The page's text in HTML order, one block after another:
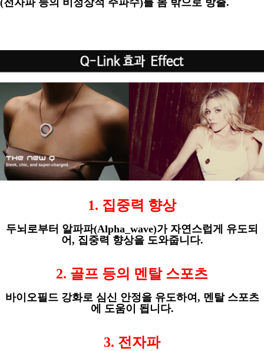
(전자파 등의 비정상적 주파수)를 몸 밖으로 방출.
1. 집중력 향상
두뇌로부터 알파파(Alpha_wave)가 자연스럽게 유도되
어 , 집중력 향상을 도와줍니다.
2. 골프 등의 멘탈 스포츠
바이오필드 강화로 심신 안정을 유도하여 , 멘탈 스포츠
에 도움이 됩니다.
3. 전자파